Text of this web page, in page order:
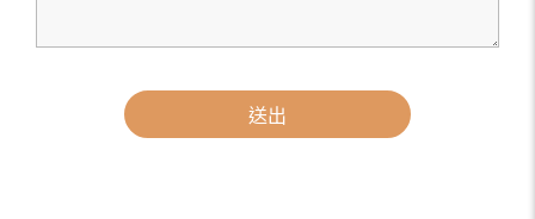
送出